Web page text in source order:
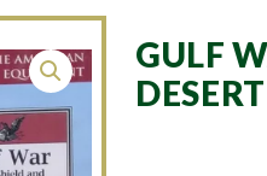
GULF